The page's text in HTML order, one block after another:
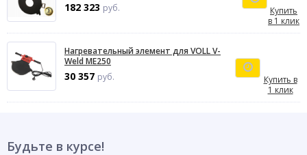
182 323 руб.
Купить
в 1 клик
Нагревательный элемент для VOLL V-
Weld МЕ250
30 357 руб.
Купить в
1 клик
Будьте в курсе!